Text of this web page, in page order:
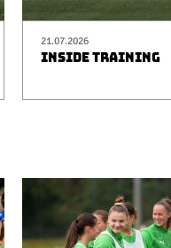
21.07.2026
INSIDE TRAINING